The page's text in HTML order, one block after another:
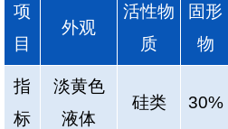
项
目
外观
活性物
质
固形
物
指
标
淡黄色
液体
硅类 30%